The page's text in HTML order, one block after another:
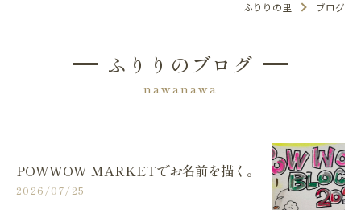
ふりりの里 ブログ
ふりりのブログ
nawanawa
POWWOW MARKETでお名前を描く。
2026/07/25